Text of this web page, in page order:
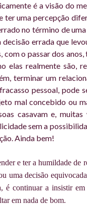
é a visão do
ter uma percepção
no término de
decisão errada que
com o passar dos
elas realmente são,
terminar um
pessoal, pode
mal concebido ou
casavam e,
sem a
Ainda bem!
e ter a humildade de
uma decisão
é continuar a insistir
em nada de bom.